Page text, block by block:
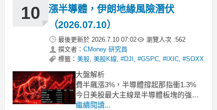
成立以來的總報酬
10
漲半導體，伊朗地緣風險潛伏
（2026.07.10）
最後更新於 2026.7.10 07:02 瀏覽人次 :562
撰文者： CMoney 研究員
標籤： 美股, 美股K線, #DJI , #GSPC, #IXIC, #SOXX
大盤解析
費半飆漲3%，半導體撐起那指衝1.3%
今日美股最大主線是半導體板塊的強勢
反彈，費城半導體指數（SOXX）大漲
繼續閱讀...